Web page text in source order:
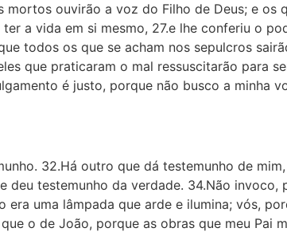
ouvirão a voz do Filho de Deus; e os
a vida em si mesmo, 27.e lhe conferiu o
todos os que se acham nos sepulcros
que praticaram o mal ressuscitarão para
é justo, porque não busco a minha
32.Há outro que dá testemunho de
deu testemunho da verdade. 34.Não invoco,
uma lâmpada que arde e ilumina; vós,
o de João, porque as obras que meu Pai